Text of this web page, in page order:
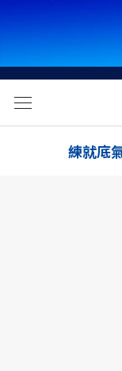
練就底